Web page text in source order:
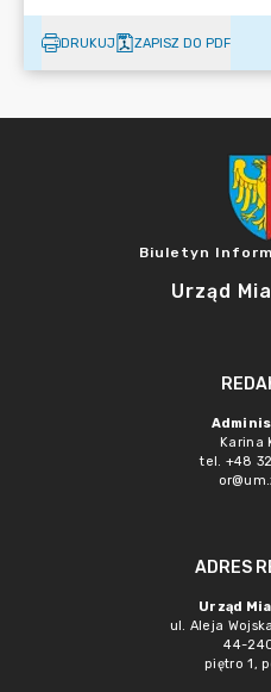
DRUKUJ ZAPISZ DO PDF
Biuletyn
Urząd
Karina
tel. +48
ADRES
Urząd
ul. Aleja
44-
piętro 1,